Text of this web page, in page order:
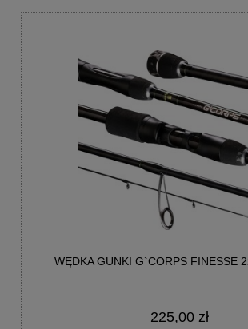
WĘDKA GUNKI G`CORPS FINESSE
225,00 zł